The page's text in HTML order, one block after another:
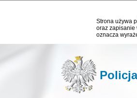
Strona używa
oraz zapisanie
oznacza